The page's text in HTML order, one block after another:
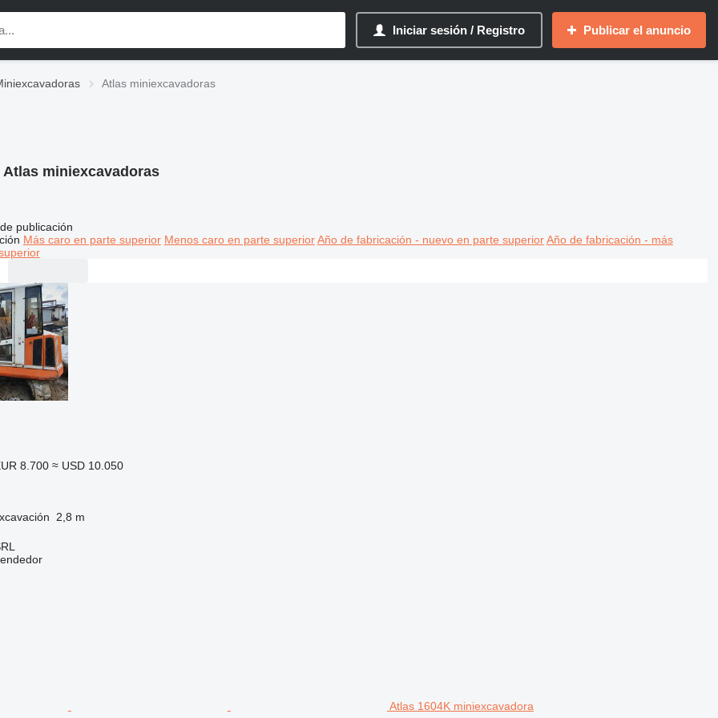
Iniciar sesión / Registro Publicar el anuncio
Atlas miniexcavadoras
Atlas miniexcavadoras
publicación
Más caro en parte superior Menos caro en parte superior Año de fabricación - nuevo en parte superior Año de fabricación - más
8.700 ≈ USD 10.050
2,8 m
Atlas 1604K miniexcavadora